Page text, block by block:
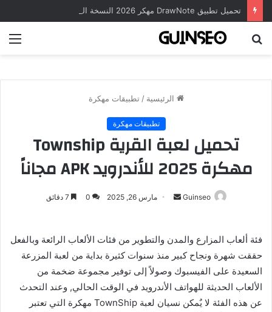
الرئيسية / تطبيقات مهكرة
تطبيقات مهكرة
تحميل لعبة القرية Township
مهكرة 2025 للأندرويد APK مجاناً
Guinseo
أرسلمارس 26, 2025 0
فئة ألعاب المزارع والمدن والتطوير من فئات الألعاب الرائعة وبالفعل
حققت شهرة ونجاح كبير منذ سنوات كثيرة بداية من لعبة المزرعة
السعيدة على الفيسبوك وصولاً إلى توفير مجموعة ضخمة من
الألعاب الحديثة للهواتف الأندرويد في الوقت الحالي, وعند التحدث
عن هذه الفئة لا يٌمكن نسيان لعبة TownShip مهكرة التي تعتبر